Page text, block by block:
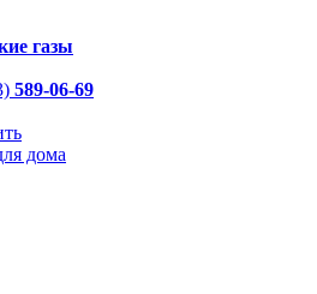
газы
589-06-69
дома